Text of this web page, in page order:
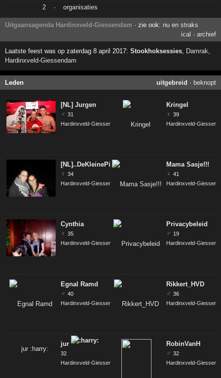
2
· organisaties
Uitgaansagenda Hardinxveld-Giessendam · zie ook: nu en straks
ical · archief
Laatste feest was op zaterdag 8 april 2017:Stookhoksessies, Damrak,
Hardinxveld-Giessendam
Leden uitgebreid · beknopt
[NL] Jurgen
♂ 31
Hardinxveld-Giessendam
[NL]..DeKleinePierenWaaister
..[NL]
♀ 34
Hardinxveld-Giessendam
Cynthia
♀ 35
Hardinxveld-Giessendam
Egnal Ramd
♂ 40
Hardinxveld-Giessendam
jur
32
Hardinxveld-Giessendam
Kringel
♀ 39
Hardinxveld-
Mama Sasje!!!
♀ 41
Hardinxveld-
Privacybeleid
♂ 19
Hardinxveld-
Rikkert_HVD
♂ 36
Hardinxveld-
RobinVanH
♂ 32
Hardinxveld-